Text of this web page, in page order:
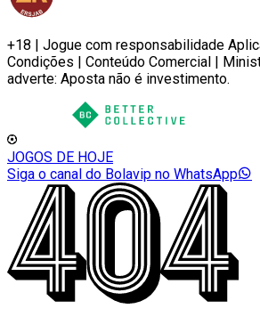
+18 | Jogue com responsabilidade
Condições | Conteúdo Comercial |
adverte: Aposta não é investimento.
JOGOS DE HOJE
Siga o canal do Bolavip no WhatsApp